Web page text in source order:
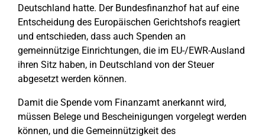
Deutschland hatte. Der Bundesfinanzhof hat auf eine
Entscheidung des Europäischen Gerichtshofs reagiert
und entschieden, dass auch Spenden an
gemeinnützige Einrichtungen, die im EU-/EWR-Ausland
ihren Sitz haben, in Deutschland von der Steuer
abgesetzt werden können.
Damit die Spende vom Finanzamt anerkannt wird,
müssen Belege und Bescheinigungen vorgelegt werden
können, und die Gemeinnützigkeit des